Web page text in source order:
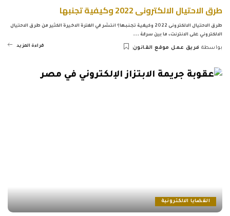
طرق الاحتيال الالكترونى 2022 وكيفية تجنبها
طرق الاحتيال الالكترونى 2022 وكيفية تجنبها؟ انتشر في الفترة الاخيرة الكثير من طرق الاحتيال
الالكتروني على الانترنت، ما بين سرقة ...
Posted
بواسطة فريق عمل موقع القانون قراءة المزيد
القضايا الالكترونية